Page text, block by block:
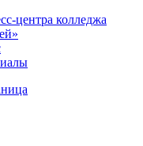
центра колледжа